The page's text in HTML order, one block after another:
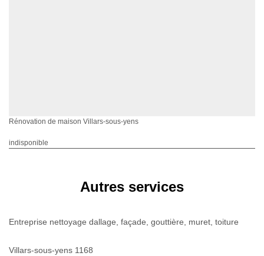
Rénovation de maison Villars-sous-yens
indisponible
Autres services
Entreprise nettoyage dallage, façade, gouttière, muret, toiture
Villars-sous-yens 1168